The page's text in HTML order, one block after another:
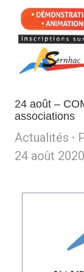
24 août –
associations
Actualités
24 août 2020